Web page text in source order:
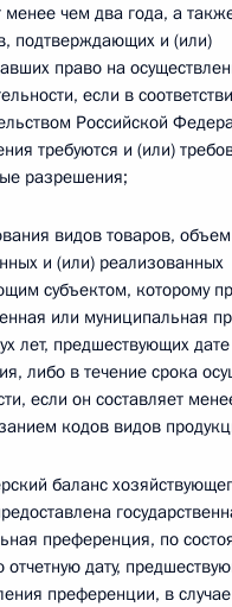
менее чем два года, а
подтверждающих и (или)
право на
если в
Российской
требуются и (или)
разрешения;
видов товаров,
и (или) реализованных
субъектом, которому
или муниципальная
лет, предшествующих
либо в течение срока
если он составляет
кодов видов
баланс
преференция, по
дату,
преференции, в случае